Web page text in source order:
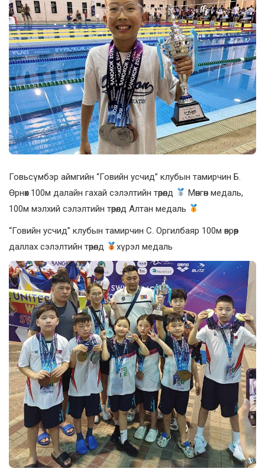
Говьсүмбэр аймгийн “Говийн усчид” клубын тамирчин Б.
Өрнөх 100м далайн гахай сэлэлтийн төрөлд
Мөнгөн медаль,
100м мэлхий сэлэлтийн төрөлд Алтан медаль
“Говийн усчид” клубын тамирчин С. Оргилбаяр 100м өврөөр
даллах сэлэлтийн төрөлд
хүрэл медаль